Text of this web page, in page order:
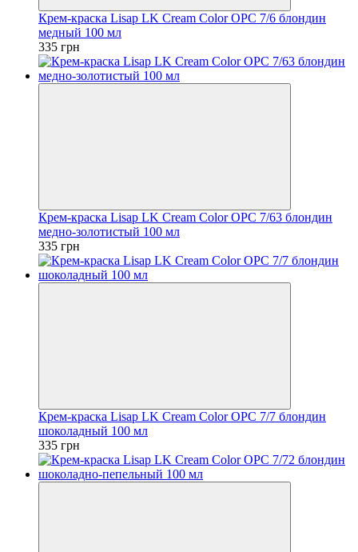
Крем-краска Lisap LK Cream Color OPC 7/6 блондин
медный 100 мл
335 грн
Крем-краска Lisap LK Cream Color OPC 7/63 блондин
медно-золотистый 100 мл
335 грн
Крем-краска Lisap LK Cream Color OPC 7/7 блондин
шоколадный 100 мл
335 грн